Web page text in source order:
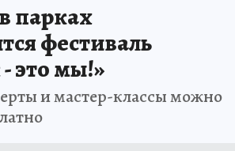
парках
фестиваль
это мы!»
и мастер-классы можно